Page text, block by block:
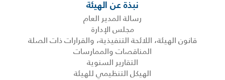
نبذة عن الهيئة
رسالة المدير العام
مجلس الإدارة
قانون الهيئة، اللائحة التنفيذية، والقرارات ذات الصلة
المناقصات والممارسات
التقارير السنوية
الهيكل التنظيمي للهيئة